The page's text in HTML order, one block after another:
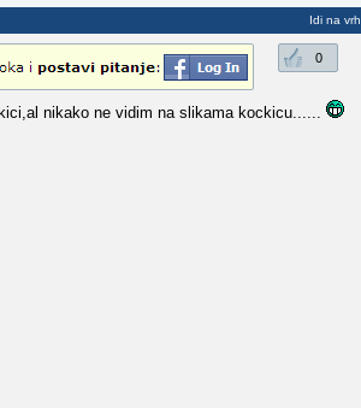
Idi na vrh
0
nikako ne vidim na slikama kockicu......